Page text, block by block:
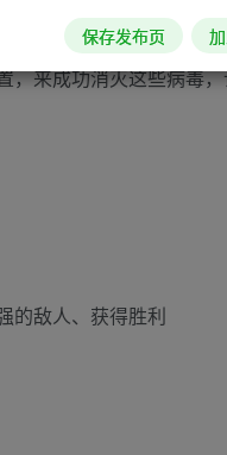
被病毒控制，不得不
来成功消灭这些病毒
的敌人、获得胜利
保存发布页